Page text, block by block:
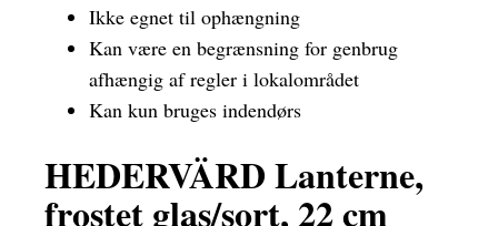
Ikke egnet til ophængning
Kan være en begrænsning for genbrug
afhængig af regler i lokalområdet
Kan kun bruges indendørs
HEDERVÄRD Lanterne,
frostet glas/sort, 22 cm